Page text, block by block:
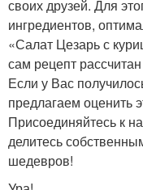
своих друзей. Для
ингредиентов,
«Салат Цезарь с
сам рецепт
Если у Вас
предлагаем оценить
Присоединяйтесь к
делитесь
шедевров!